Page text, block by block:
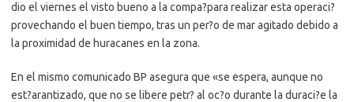
dio el viernes el visto bueno a la compa?para realizar esta operaci?
provechando el buen tiempo, tras un per?o de mar agitado debido a
la proximidad de huracanes en la zona.
En el mismo comunicado BP asegura que «se espera, aunque no
est?arantizado, que no se libere petr? al oc?o durante la duraci?e la